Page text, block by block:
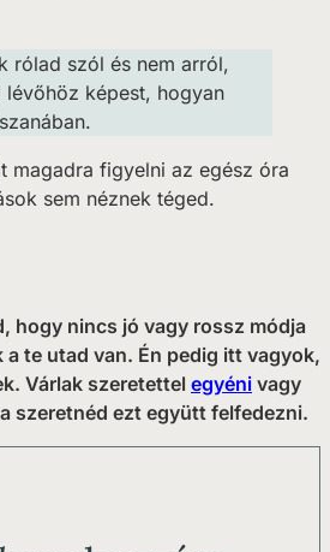
rólad szól és nem arról,
lévőhöz képest, hogyan
magadra figyelni az egész óra
sem néznek téged.
hogy nincs jó vagy rossz módja
a te utad van. Én pedig itt vagyok,
Várlak szeretettel egyéni vagy
szeretnéd ezt együtt felfedezni.